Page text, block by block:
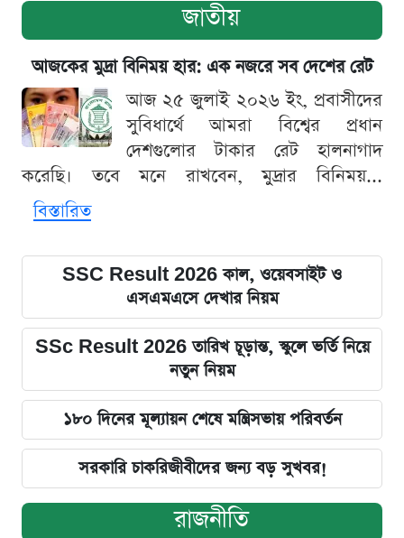
জাতীয়
আজকের মুদ্রা বিনিময় হার: এক নজরে সব দেশের রেট
আজ ২৫ জুলাই ২০২৬ ইং, প্রবাসীদের
সুবিধার্থে আমরা বিশ্বের প্রধান
দেশগুলোর টাকার রেট হালনাগাদ
করেছি। তবে মনে রাখবেন, মুদ্রার বিনিময়...
বিস্তারিত
SSC Result 2026 কাল, ওয়েবসাইট ও
এসএমএসে দেখার নিয়ম
SSc Result 2026 তারিখ চূড়ান্ত, স্কুলে ভর্তি নিয়ে
নতুন নিয়ম
১৮০ দিনের মূল্যায়ন শেষে মন্ত্রিসভায় পরিবর্তন
সরকারি চাকরিজীবীদের জন্য বড় সুখবর!
রাজনীতি